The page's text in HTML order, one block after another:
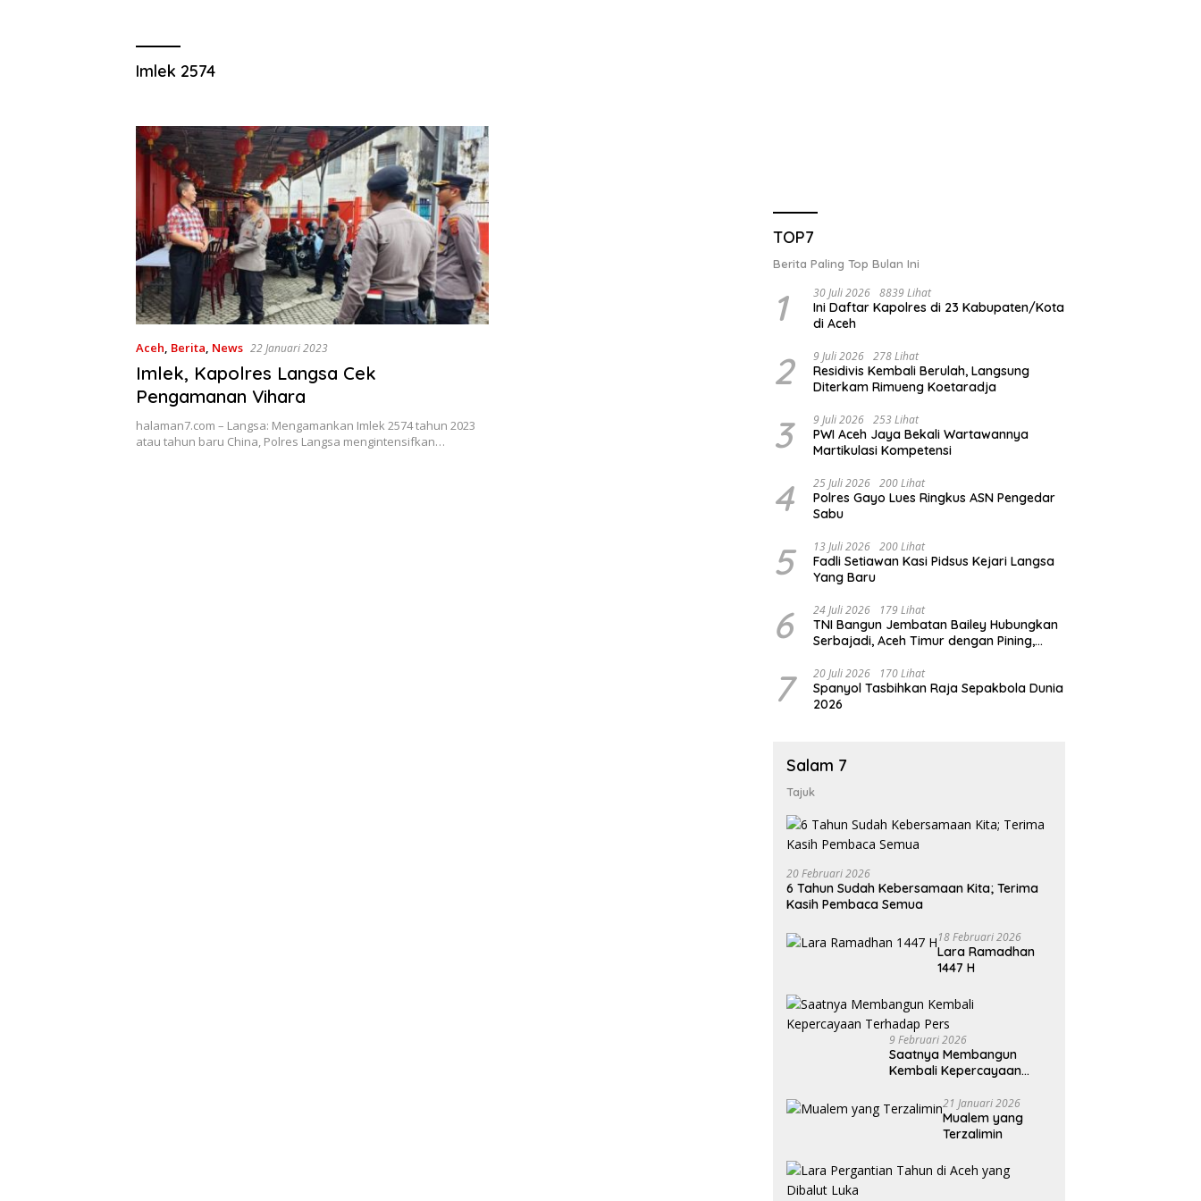
Imlek 2574
Aceh, Berita, News 22 Januari 2023
Imlek, Kapolres Langsa Cek
Pengamanan Vihara
halaman7.com – Langsa: Mengamankan Imlek 2574 tahun 2023
atau tahun baru China, Polres Langsa mengintensifkan…
TOP7
Berita Paling Top Bulan Ini
1 30 Juli 2026 8839 Lihat
Ini Daftar Kapolres di 23 Kabupaten/Kota
di Aceh
2 9 Juli 2026 278 Lihat
Residivis Kembali Berulah, Langsung
Diterkam Rimueng Koetaradja
3 9 Juli 2026 253 Lihat
PWI Aceh Jaya Bekali Wartawannya
Martikulasi Kompetensi
4 25 Juli 2026 200 Lihat
Polres Gayo Lues Ringkus ASN Pengedar
Sabu
5 13 Juli 2026 200 Lihat
Fadli Setiawan Kasi Pidsus Kejari Langsa
Yang Baru
6 24 Juli 2026 179 Lihat
TNI Bangun Jembatan Bailey Hubungkan
Serbajadi, Aceh Timur dengan Pining,
7 20 Juli 2026 170 Lihat
Spanyol Tasbihkan Raja Sepakbola Dunia
2026
Salam 7
Tajuk
20 Februari 2026
6 Tahun Sudah Kebersamaan Kita; Terima
Kasih Pembaca Semua
18 Februari 2026
Lara Ramadhan
1447 H
9 Februari 2026
Saatnya Membangun
Kembali Kepercayaan
21 Januari 2026
Mualem yang
Terzalimin